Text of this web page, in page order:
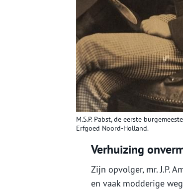
M.S.P. Pabst, de eerste
Erfgoed Noord-Holland.
Verhuizing
Zijn opvolger, mr. J.P.
en vaak modderige